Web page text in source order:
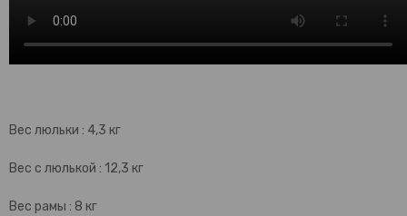
Вес люльки : 4,3 кг
Вес с люлькой : 12,3 кг
Вес рамы : 8 кг